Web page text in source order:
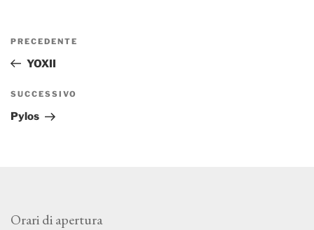
Navigazione
Articolo
precedente:
PRECEDENTE
YOXII
Articolo
successivo
SUCCESSIVO
Pylos
Orari di apertura